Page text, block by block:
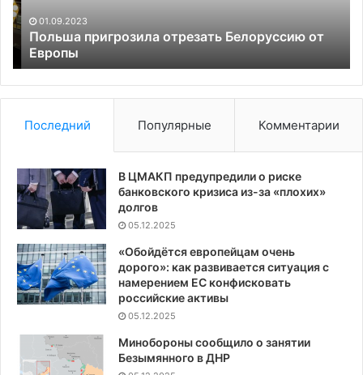
01.09.2023
Польша пригрозила отрезать Белоруссию от
Европы
Последний Популярные Комментарии
В ЦМАКП предупредили о риске
банковского кризиса из-за «плохих»
долгов
05.12.2025
«Обойдётся европейцам очень
дорого»: как развивается ситуация с
намерением ЕС конфисковать
российские активы
05.12.2025
Минобороны сообщило о занятии
Безымянного в ДНР